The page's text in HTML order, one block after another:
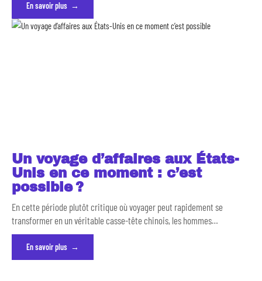
En savoir plus
Un voyage d’affaires aux États-
Unis en ce moment : c’est
possible ?
En cette période plutôt critique où voyager peut rapidement se
transformer en un véritable casse-tête chinois, les hommes…
En savoir plus